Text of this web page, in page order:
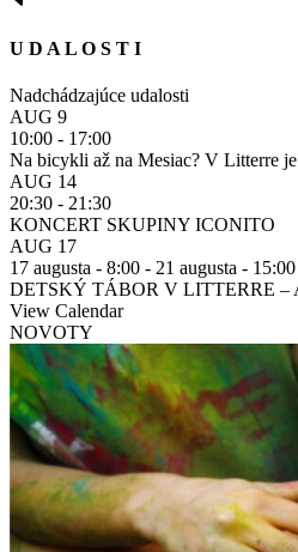
U D A L O S T I
Nadchádzajúce udalosti
AUG 9
10:00 - 17:00
Na bicykli až na Mesiac? V Litterre
AUG 14
20:30 - 21:30
KONCERT SKUPINY ICONITO
AUG 17
17 augusta - 8:00 - 21 augusta - 15:00
DETSKÝ TÁBOR V LITTERRE –
View Calendar
NOVOTY